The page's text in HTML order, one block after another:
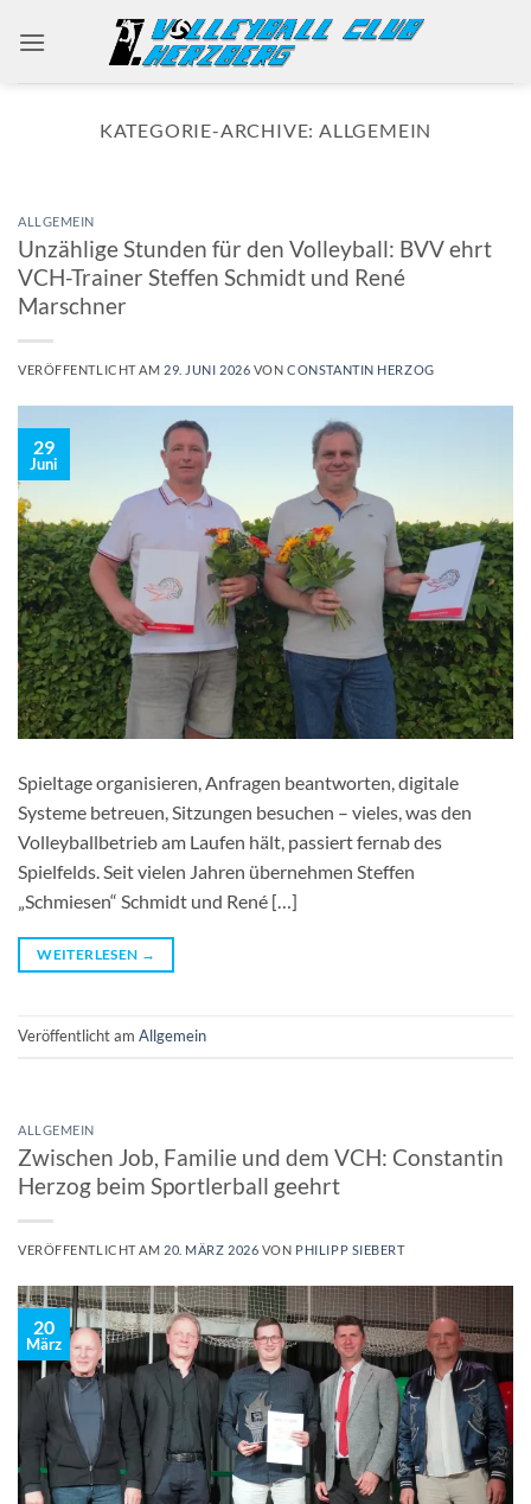
Inhalt
KATEGORIE-ARCHIVE: ALLGEMEIN
ALLGEMEIN
Unzählige Stunden für den Volleyball: BVV ehrt
VCH-Trainer Steffen Schmidt und René
Marschner
VERÖFFENTLICHT AM 29. JUNI 2026 VONCONSTANTIN HERZOG
29
Juni
Spieltage organisieren, Anfragen beantworten, digitale
Systeme betreuen, Sitzungen besuchen – vieles, was den
Volleyballbetrieb am Laufen hält, passiert fernab des
Spielfelds. Seit vielen Jahren übernehmen Steffen
„Schmiesen“ Schmidt und René […]
WEITERLESEN →
Veröffentlicht am Allgemein
ALLGEMEIN
Zwischen Job, Familie und dem VCH: Constantin
Herzog beim Sportlerball geehrt
VERÖFFENTLICHT AM 20. MÄRZ 2026 VON PHILIPP SIEBERT
20
März